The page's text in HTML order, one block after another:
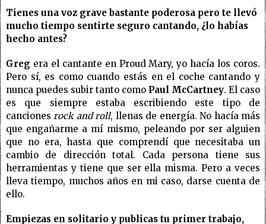
Tienes una voz grave bastante poderosa pero te llevó
mucho tiempo sentirte seguro cantando, ¿lo habías
hecho antes?
Greg era el cantante en Proud Mary, yo hacía los coros.
Pero sí, es como cuando estás en el coche cantando y
nunca puedes subir tanto como Paul McCartney. El caso
es que siempre estaba escribiendo este tipo de
canciones rock and roll, llenas de energía. No hacía más
que engañarme a mí mismo, peleando por ser alguien
que no era, hasta que comprendí que necesitaba un
cambio de dirección total. Cada persona tiene sus
herramientas y tiene que ser ella misma. Pero a veces
lleva tiempo, muchos años en mi caso, darse cuenta de
ello.
Empiezas en solitario y publicas tu primer trabajo,